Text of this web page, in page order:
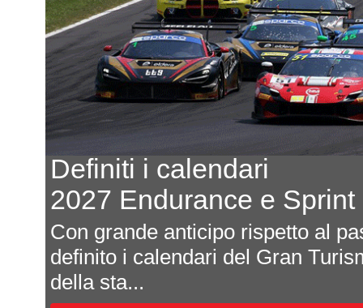
Definiti i calendari
2027 Endurance e Sprint
Con grande anticipo rispetto al
definito i calendari del Gran
della sta...